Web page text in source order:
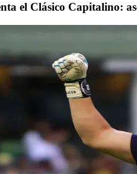
el Clásico Capitalino: